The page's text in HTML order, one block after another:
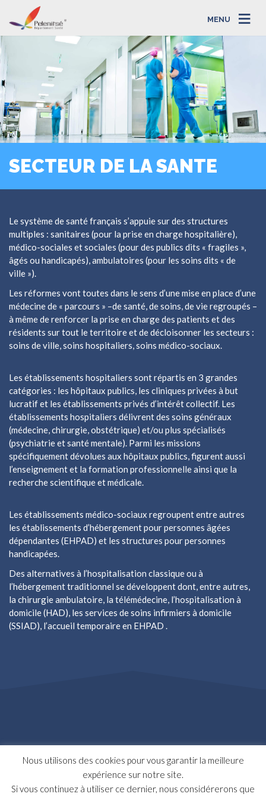
MENU
SECTEUR DE LA SANTE
Le système de santé français s’appuie sur des structures
multiples : sanitaires (pour la prise en charge hospitalière),
médico-sociales et sociales (pour des publics dits « fragiles »,
âgés ou handicapés), ambulatoires (pour les soins dits « de
ville »).
Les réformes vont toutes dans le sens d’une mise en place d’une
médecine de « parcours » –de santé, de soins, de vie regroupés –
à même de renforcer la prise en charge des patients et des
résidents sur tout le territoire et de décloisonner les secteurs :
soins de ville, soins hospitaliers, soins médico-sociaux.
Les établissements hospitaliers sont répartis en 3 grandes
catégories : les hôpitaux publics, les cliniques privées à but
lucratif et les établissements privés d’intérêt collectif. Les
établissements hospitaliers délivrent des soins généraux
(médecine, chirurgie, obstétrique) et/ou plus spécialisés
(psychiatrie et santé mentale). Parmi les missions
spécifiquement dévolues aux hôpitaux publics, figurent aussi
l’enseignement et la formation professionnelle ainsi que la
recherche scientifique et médicale.
Les établissements médico-sociaux regroupent entre autres
les établissements d’hébergement pour personnes âgées
dépendantes (EHPAD) et les structures pour personnes
handicapées.
Des alternatives à l’hospitalisation classique ou à
l’hébergement traditionnel se développent dont, entre autres,
la chirurgie ambulatoire, la télémédecine, l’hospitalisation à
domicile (HAD), les services de soins infirmiers à domicile
(SSIAD), l’accueil temporaire en EHPAD .
Nous utilisons des cookies pour vous garantir la meilleure
expérience sur notre site.
Si vous continuez à utiliser ce dernier, nous considérerons que